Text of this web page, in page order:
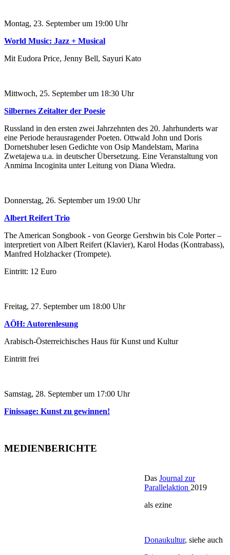
Montag, 23. September um 19:00 Uhr
World Music: Jazz + Musical
Mit Eudora Price, Jenny Bell, Sayuri Kato
Mittwoch, 25. September um 18:30 Uhr
Silbernes Zeitalter der Poesie
Russland in den ersten zwei Jahrzehnten des 20. Jahrhunderts war
eine Periode herausragender Poeten. Ottwald John und Doris
Dornetshuber lesen Gedichte von Osip Mandelstam, Marina
Zwetajewa u.a. in deutscher Übersetzung. Eine Veranstaltung von
Anmima Incoginita unter Leitung von Diana Wiedra.
Donnerstag, 26. September um 19:00 Uhr
Albert Reifert Trio
The American Songbook - von George Gershwin bis Cole Porter –
interpretiert von Albert Reifert (Klavier), Karol Hodas (Kontrabass),
Manfred Holzhacker (Trompete).
Eintritt: 12 Euro
Freitag, 27. September um 18:00 Uhr
AÖH: Autorenlesung
Arabisch-Österreichisches Haus für Kunst und Kultur
Eintritt frei
Samstag, 28. September um 17:00 Uhr
Finissage: Kunst zu gewinnen!
MEDIENBERICHTE
Das Journal zur
Parallelaktion 2019
als ezine
Donaukultur, siehe auch